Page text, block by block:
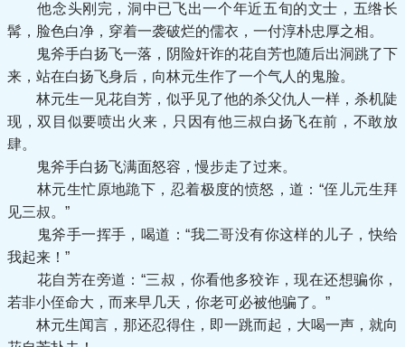
他念头刚完，洞中已飞出一个年近五旬的文士，五绺长
髯，脸色白净，穿着一袭破烂的儒衣，一付淳朴忠厚之相。
鬼斧手白扬飞一落，阴险奸诈的花自芳也随后出洞跳了下
来，站在白扬飞身后，向林元生作了一个气人的鬼脸。
林元生一见花自芳，似乎见了他的杀父仇人一样，杀机陡
现，双目似要喷出火来，只因有他三叔白扬飞在前，不敢放
肆。
鬼斧手白扬飞满面怒容，慢步走了过来。
林元生忙原地跪下，忍着极度的愤怒，道：“侄儿元生拜
见三叔。”
鬼斧手一挥手，喝道：“我二哥没有你这样的儿子，快给
我起来！”
花自芳在旁道：“三叔，你看他多狡诈，现在还想骗你，
若非小侄命大，而来早几天，你老可必被他骗了。”
林元生闻言，那还忍得住，即一跳而起，大喝一声，就向